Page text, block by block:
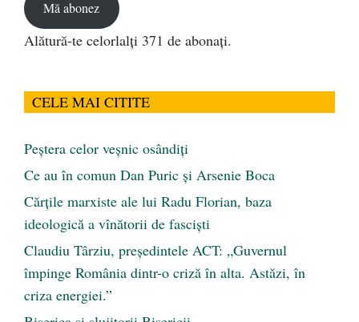
Mă abonez
Alătură-te celorlalți 371 de abonați.
CELE MAI CITITE
Peştera celor veşnic osândiţi
Ce au în comun Dan Puric şi Arsenie Boca
Cărţile marxiste ale lui Radu Florian, baza
ideologică a vînătorii de fascişti
Claudiu Târziu, președintele ACT: „Guvernul
împinge România dintr-o criză în alta. Astăzi, în
criza energiei.”